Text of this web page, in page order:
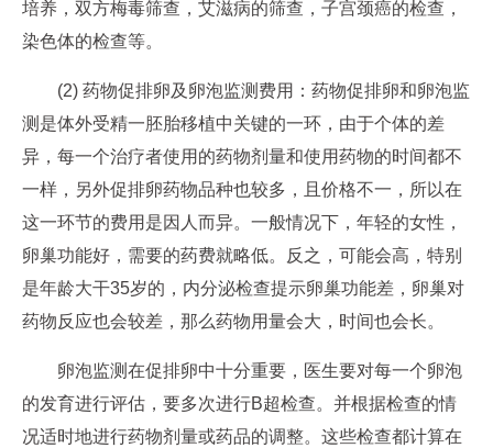
培养，双方梅毒筛查，艾滋病的筛查，子宫颈癌的检查，
染色体的检查等。
(2) 药物促排卵及卵泡监测费用：药物促排卵和卵泡监
测是体外受精一胚胎移植中关键的一环，由于个体的差
异，每一个治疗者使用的药物剂量和使用药物的时间都不
一样，另外促排卵药物品种也较多，且价格不一，所以在
这一环节的费用是因人而异。一般情况下，年轻的女性，
卵巢功能好，需要的药费就略低。反之，可能会高，特别
是年龄大干35岁的，内分泌检查提示卵巢功能差，卵巢对
药物反应也会较差，那么药物用量会大，时间也会长。
卵泡监测在促排卵中十分重要，医生要对每一个卵泡
的发育进行评估，要多次进行B超检查。并根据检查的情
况适时地进行药物剂量或药品的调整。这些检查都计算在